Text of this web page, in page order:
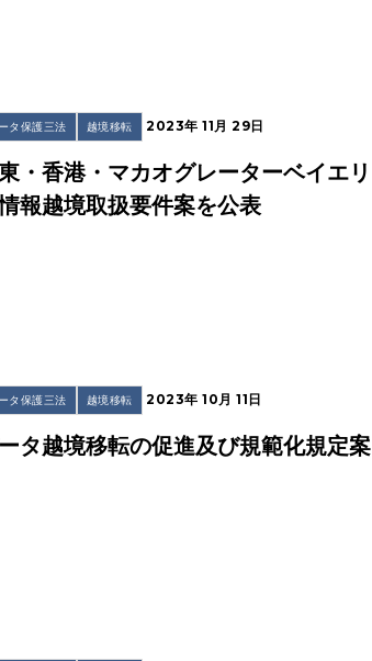
タ保護三法 越境移転 2023年 11月 29日
・香港・マカオグレーターベイエリ
報越境取扱要件案を公表
タ保護三法 越境移転 2023年 10月 11日
タ越境移転の促進及び規範化規定案